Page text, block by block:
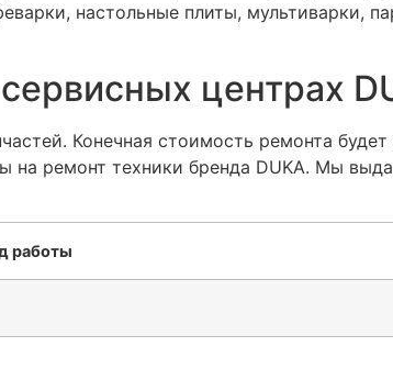
настольные плиты, мультиварки,
центрах
Конечная стоимость ремонта
на ремонт техники бренда DUKA. Мы
работы